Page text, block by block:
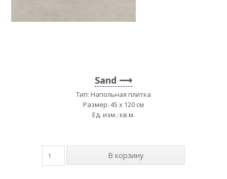
Sand
Тип: Напольная плитка
Размер: 45 x 120 см
Ед. изм.: кв.м.